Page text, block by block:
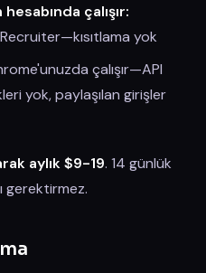
çalışır:
yok
çalışır—API
yok, paylaşılan girişler
aylık $9-19. 14 günlük
gerektirmez.